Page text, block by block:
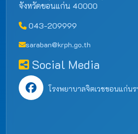
จังหวัดขอนแก่น 40000
043-209999
saraban@krph.go.th
Social Media
โรงพยาบาลจิตเวชขอนแก่น